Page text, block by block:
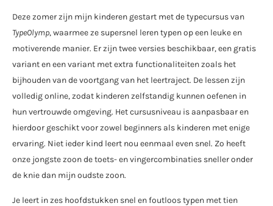
Deze zomer zijn mijn kinderen gestart met de typecursus van
TypeOlymp, waarmee ze supersnel leren typen op een leuke en
motiverende manier. Er zijn twee versies beschikbaar, een gratis
variant en een variant met extra functionaliteiten zoals het
bijhouden van de voortgang van het leertraject. De lessen zijn
volledig online, zodat kinderen zelfstandig kunnen oefenen in
hun vertrouwde omgeving. Het cursusniveau is aanpasbaar en
hierdoor geschikt voor zowel beginners als kinderen met enige
ervaring. Niet ieder kind leert nou eenmaal even snel. Zo heeft
onze jongste zoon de toets- en vingercombinaties sneller onder
de knie dan mijn oudste zoon.
Je leert in zes hoofdstukken snel en foutloos typen met tien